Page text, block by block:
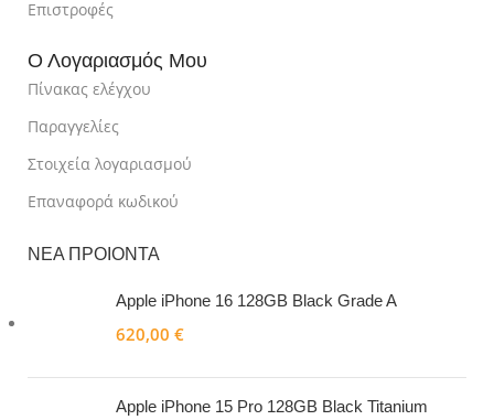
Επιστροφές
Ο Λογαριασμός Μου
Πίνακας ελέγχου
Παραγγελίες
Στοιχεία λογαριασμού
Επαναφορά κωδικού
ΝΕΑ ΠΡΟΙΟΝΤΑ
Apple iPhone 16 128GB Black Grade A
620,00 €
Apple iPhone 15 Pro 128GB Black Titanium